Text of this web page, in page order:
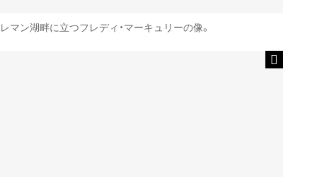
レマン湖畔に立つフレディ・マーキュリーの像。